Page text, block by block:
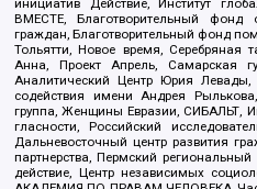
инициатив Действие, Институт
ВМЕСТЕ, Благотворительный
граждан, Благотворительный фонд
Тольятти, Новое время, Серебряная
Анна, Проект Апрель, Самарская
Аналитический Центр Юрия Левады,
содействия имени Андрея
группа, Женщины Евразии, СИБАЛЬТ,
гласности, Российский
Дальневосточный центр развития
партнерства, Пермский
действие, Центр независимых